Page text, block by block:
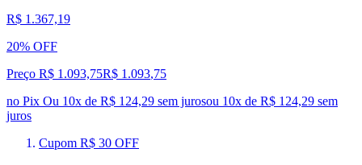
R$ 1.367,19
20% OFF
Preço R$ 1.093,75R$ 1.093,75
no Pix Ou 10x de R$ 124,29 sem jurosou 10x de R$ 124,29 sem
juros
Cupom R$ 30 OFF